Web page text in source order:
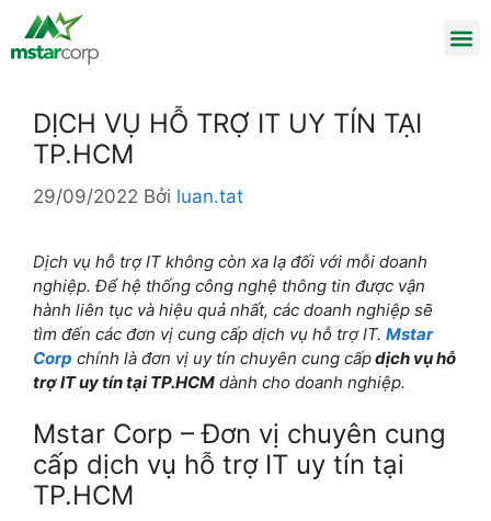
DỊCH VỤ HỖ TRỢ IT UY TÍN TẠI
TP.HCM
29/09/2022 Bởi luan.tat
Dịch vụ hỗ trợ IT không còn xa lạ đối với mỗi doanh
nghiệp. Để hệ thống công nghệ thông tin được vận
hành liên tục và hiệu quả nhất, các doanh nghiệp sẽ
tìm đến các đơn vị cung cấp dịch vụ hỗ trợ IT. Mstar
Corp chính là đơn vị uy tín chuyên cung cấpdịch vụ hỗ
trợ IT uy tín tại TP.HCM dành cho doanh nghiệp.
Mstar Corp – Đơn vị chuyên cung
cấp dịch vụ hỗ trợ IT uy tín tại
TP.HCM